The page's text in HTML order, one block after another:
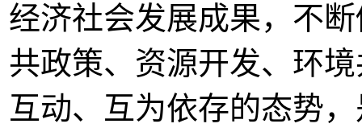
经济社会发展成果，不
共政策、资源开发、环
互动、互为依存的态势